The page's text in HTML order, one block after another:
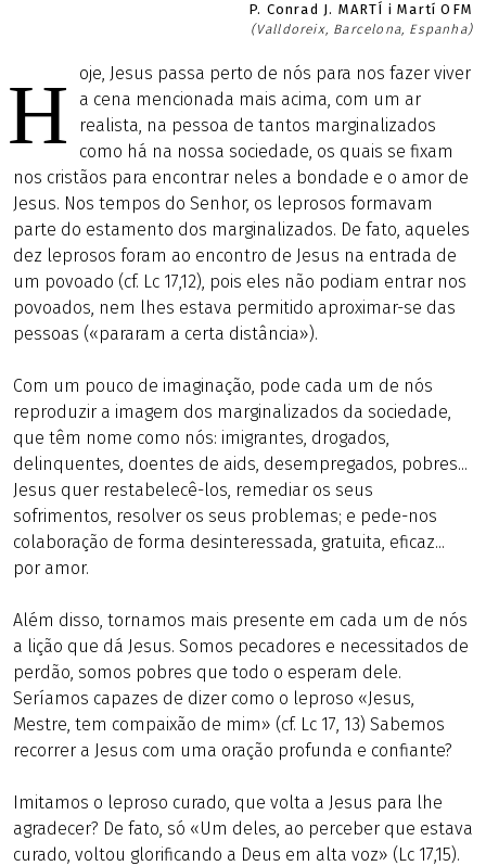
P. Conrad J. MARTÍ i Martí OFM
(Valldoreix, Barcelona, Espanha)
H
oje, Jesus passa perto de nós para nos fazer viver
a cena mencionada mais acima, com um ar
realista, na pessoa de tantos marginalizados
como há na nossa sociedade, os quais se fixam
nos cristãos para encontrar neles a bondade e o amor de
Jesus. Nos tempos do Senhor, os leprosos formavam
parte do estamento dos marginalizados. De fato, aqueles
dez leprosos foram ao encontro de Jesus na entrada de
um povoado (cf. Lc 17,12), pois eles não podiam entrar nos
povoados, nem lhes estava permitido aproximar-se das
pessoas («pararam a certa distância»).
Com um pouco de imaginação, pode cada um de nós
reproduzir a imagem dos marginalizados da sociedade,
que têm nome como nós: imigrantes, drogados,
delinquentes, doentes de aids, desempregados, pobres...
Jesus quer restabelecê-los, remediar os seus
sofrimentos, resolver os seus problemas; e pede-nos
colaboração de forma desinteressada, gratuita, eficaz...
por amor.
Além disso, tornamos mais presente em cada um de nós
a lição que dá Jesus. Somos pecadores e necessitados de
perdão, somos pobres que todo o esperam dele.
Seríamos capazes de dizer como o leproso «Jesus,
Mestre, tem compaixão de mim» (cf. Lc 17, 13) Sabemos
recorrer a Jesus com uma oração profunda e confiante?
Imitamos o leproso curado, que volta a Jesus para lhe
agradecer? De fato, só «Um deles, ao perceber que estava
curado, voltou glorificando a Deus em alta voz» (Lc 17,15).